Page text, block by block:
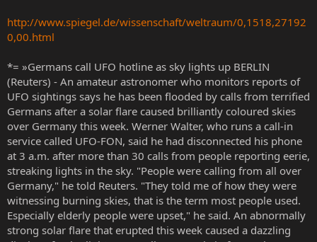
http://www.spiegel.de/wissenschaft/weltraum/0,1518,27192
0,00.html
*= »Germans call UFO hotline as sky lights up BERLIN
(Reuters) - An amateur astronomer who monitors reports of
UFO sightings says he has been flooded by calls from terrified
Germans after a solar flare caused brilliantly coloured skies
over Germany this week. Werner Walter, who runs a call-in
service called UFO-FON, said he had disconnected his phone
at 3 a.m. after more than 30 calls from people reporting eerie,
streaking lights in the sky. "People were calling from all over
Germany," he told Reuters. "They told me of how they were
witnessing burning skies, that is the term most people used.
Especially elderly people were upset," he said. An abnormally
strong solar flare that erupted this week caused a dazzling